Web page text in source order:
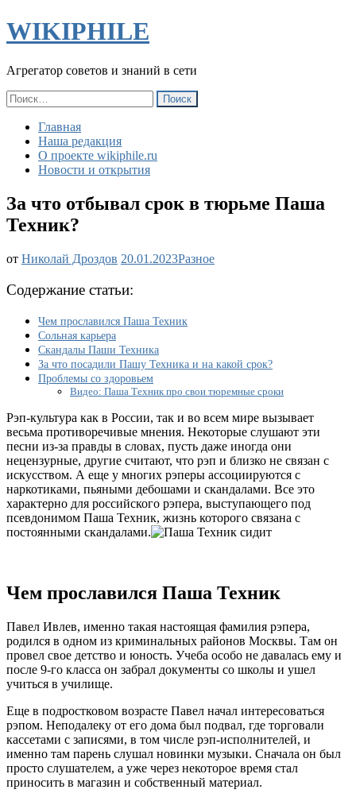
WIKIPHILE
Агрегатор советов и знаний в сети
Найти:
Главная
Наша редакция
О проекте wikiphile.ru
Новости и открытия
За что отбывал срок в тюрьме Паша
Техник?
от Николай Дроздов 20.01.2023За
тюрьме
Разное
Содержание статьи:
Чем прославился Паша Техник
Сольная карьера
Скандалы Паши Техника
За что посадили Пашу Техника и на какой срок?
Проблемы со здоровьем
Видео: Паша Техник про свои тюремные сроки
Рэп-культура как в России, так и во всем мире вызывает
весьма противоречивые мнения. Некоторые слушают эти
песни из-за правды в словах, пусть даже иногда они
нецензурные, другие считают, что рэп и близко не связан с
искусством. А еще у многих рэперы ассоциируются с
наркотиками, пьяными дебошами и скандалами. Все это
характерно для российского рэпера, выступающего под
псевдонимом Паша Техник, жизнь которого связана с
постоянными скандалами.
Чем прославился Паша Техник
Павел Ивлев, именно такая настоящая фамилия рэпера,
родился в одном из криминальных районов Москвы. Там он
провел свое детство и юность. Учеба особо не давалась ему и
после 9-го класса он забрал документы со школы и ушел
учиться в училище.
Еще в подростковом возрасте Павел начал интересоваться
рэпом. Неподалеку от его дома был подвал, где торговали
кассетами с записями, в том числе рэп-исполнителей, и
именно там парень слушал новинки музыки. Сначала он был
просто слушателем, а уже через некоторое время стал
приносить в магазин и собственный материал.